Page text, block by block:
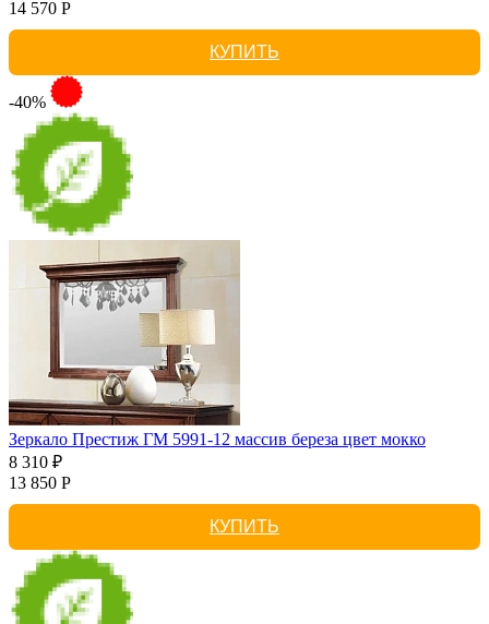
14 570 Р
КУПИТЬ
-40%
Зеркало Престиж ГМ 5991-12 массив береза цвет мокко
8 310 ₽
13 850 Р
КУПИТЬ